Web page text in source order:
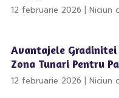
12 februarie 2026 Niciun
Avantajele Gradinitei
Zona Tunari Pentru
12 februarie 2026 Niciun